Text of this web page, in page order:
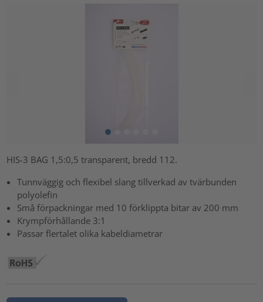
HIS-3 BAG 1,5:0,5 transparent, bredd 112.
Tunnväggig och flexibel slang tillverkad av tvärbunden
polyolefin
Små förpackningar med 10 förklippta bitar av 200 mm
Krympförhållande 3:1
Passar flertalet olika kabeldiametrar